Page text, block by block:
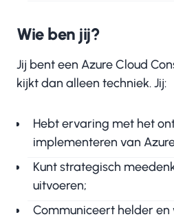
Wie ben jij?
Jij bent een Azure Cloud
kijkt dan alleen techniek. Jij:
Hebt ervaring met het
implementeren van
Kunt strategisch
uitvoeren;
Communiceert helder